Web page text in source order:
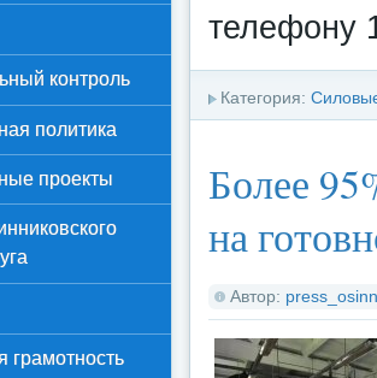
телефону
Категория:
Более
на
Автор:
контроль
политика
проекты
грамотность